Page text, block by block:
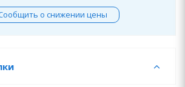
о снижении цены